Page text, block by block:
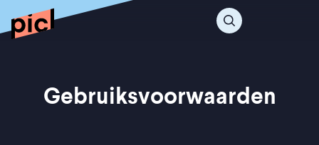
Gebruiksvoorwaarden